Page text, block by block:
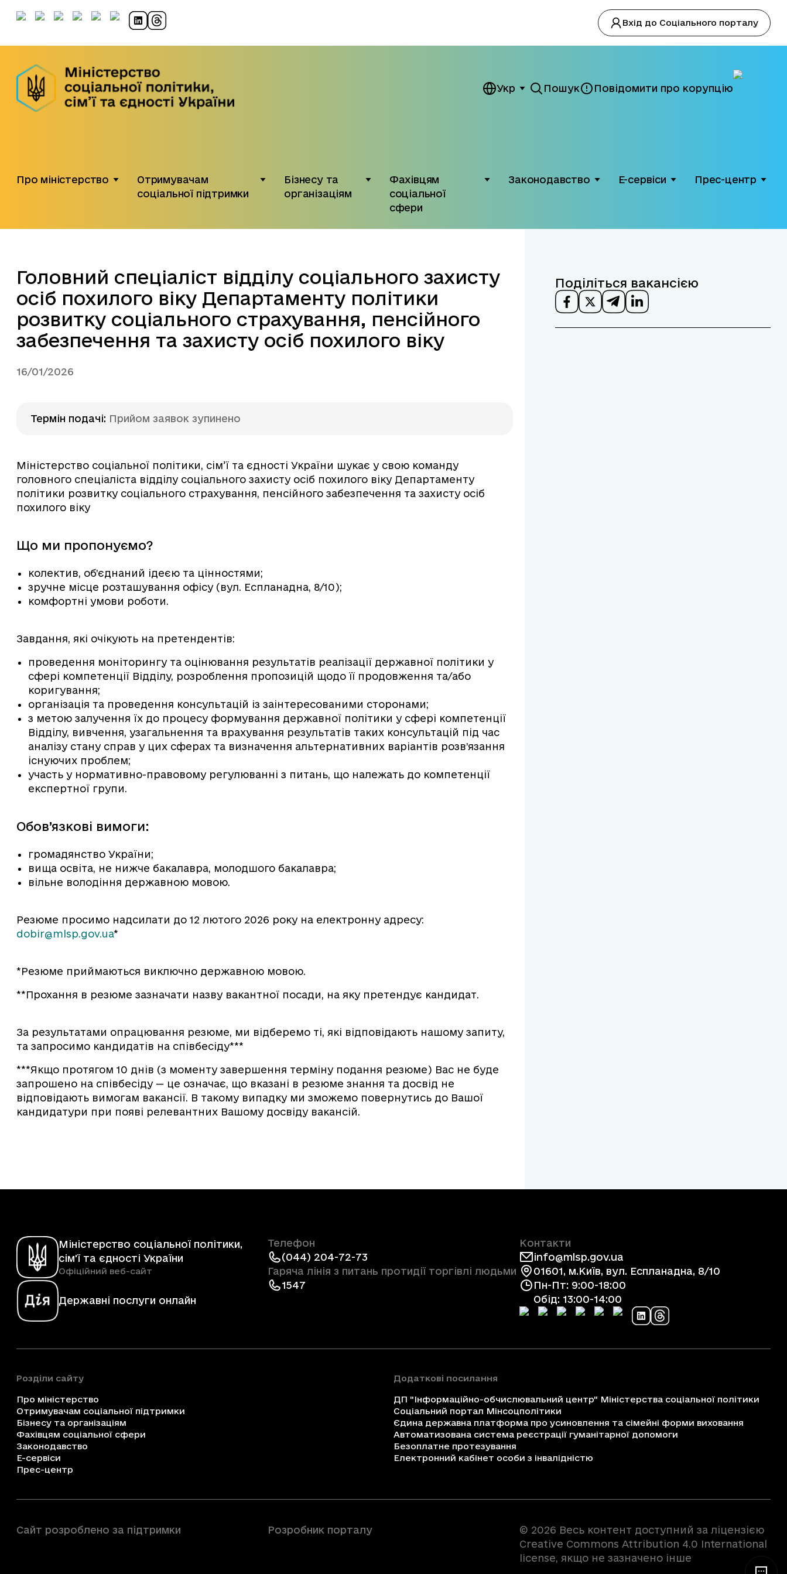
Вхід до Соціального порталу
Укр Пошук Повідомити про корупцію
Про міністерство
Отримувачам
соціальної підтримки
Бізнесу та
організаціям
Фахівцям
соціальної
сфери
Законодавство Е-сервіси Прес-центр
Головний спеціаліст відділу соціального захисту
осіб похилого віку Департаменту політики
розвитку соціального страхування, пенсійного
забезпечення та захисту осіб похилого віку
16/01/2026
Термін подачі: Прийом заявок зупинено
Міністерство соціальної політики, сім’ї та єдності України шукає у свою команду
головного спеціаліста відділу соціального захисту осіб похилого віку Департаменту
політики розвитку соціального страхування, пенсійного забезпечення та захисту осіб
похилого віку
Що ми пропонуємо?
колектив, об’єднаний ідеєю та цінностями;
зручне місце розташування офісу (вул. Еспланадна, 8/10);
комфортні умови роботи.
Завдання, які очікують на претендентів:
проведення моніторингу та оцінювання результатів реалізації державної політики у
сфері компетенції Відділу, розроблення пропозицій щодо її продовження та/або
коригування;
організація та проведення консультацій із заінтересованими сторонами;
з метою залучення їх до процесу формування державної політики у сфері компетенції
Відділу, вивчення, узагальнення та врахування результатів таких консультацій під час
аналізу стану справ у цих сферах та визначення альтернативних варіантів розв’язання
існуючих проблем;
участь у нормативно-правовому регулюванні з питань, що належать до компетенції
експертної групи.
Обов’язкові вимоги:
громадянство України;
вища освіта, не нижче бакалавра, молодшого бакалавра;
вільне володіння державною мовою.
Резюме просимо надсилати до 12 лютого 2026 року на електронну адресу:
dobir@mlsp.gov.ua*
*Резюме приймаються виключно державною мовою.
**Прохання в резюме зазначати назву вакантної посади, на яку претендує кандидат.
За результатами опрацювання резюме, ми відберемо ті, які відповідають нашому запиту,
та запросимо кандидатів на співбесіду***
***Якщо протягом 10 днів (з моменту завершення терміну подання резюме) Вас не буде
запрошено на співбесіду — це означає, що вказані в резюме знання та досвід не
відповідають вимогам вакансії. В такому випадку ми зможемо повернутись до Вашої
кандидатури при появі релевантних Вашому досвіду вакансій.
Поділіться вакансією
Міністерство соціальної політики,
сім'ї та єдності України
Офіційний веб-сайт
Державні послуги онлайн
Телефон
(044) 204-72-73
Гаряча лінія з питань протидії торгівлі людьми
1547
Контакти
info@mlsp.gov.ua
01601, м.Київ, вул. Еспланадна, 8/10
Пн-Пт: 9:00-18:00
Обід: 13:00-14:00
Розділи сайту
Про міністерство
Отримувачам соціальної підтримки
Бізнесу та організаціям
Фахівцям соціальної сфери
Законодавство
Е-сервіси
Прес-центр
Додаткові посилання
ДП "Інформаційно-обчислювальний центр" Міністерства соціальної політики
Соціальний портал Мінсоцполітики
Єдина державна платформа про усиновлення та сімейні форми виховання
Автоматизована система реєстрації гуманітарної допомоги
Безоплатне протезування
Електронний кабінет особи з інвалідністю
Сайт розроблено за підтримки Розробник порталу
© 2026 Весь контент доступний за ліцензією
Creative Commons Attribution 4.0 International
license, якщо не зазначено інше